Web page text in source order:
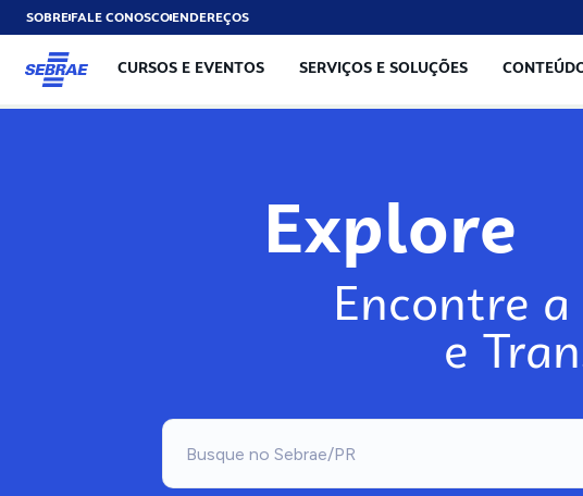
SOBREFALE CONOSCOENDEREÇOS
CURSOS E EVENTOS SERVIÇOS E SOLUÇÕES
Explore
Encontre
e